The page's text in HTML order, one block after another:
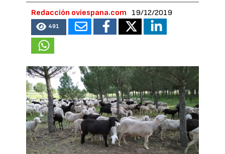
Redacción oviespana.com 19/12/2019
491